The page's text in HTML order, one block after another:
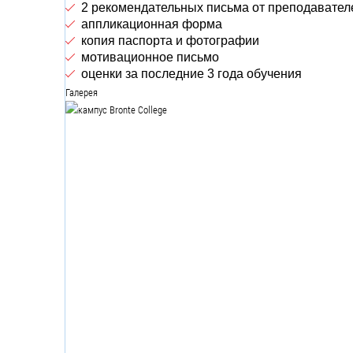
2 рекомендательных письма от
аппликационная форма
копия паспорта и фотографии
мотивационное письмо
оценки за последние 3 года обучения
Галерея